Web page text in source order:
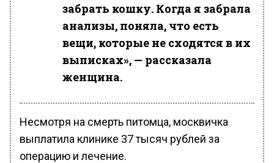
забрать кошку. Когда я забрала
анализы, поняла, что есть
вещи, которые не сходятся в их
выписках», — рассказала
женщина.
Несмотря на смерть питомца, москвичка
выплатила клинике 37 тысяч рублей за
операцию и лечение.